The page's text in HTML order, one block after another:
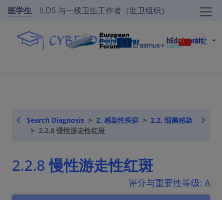
医学生 ILDS 与一线卫生工作者（世卫组织）
中文
Search Diagnosis 2. 感染性疾病
2.2. 细菌感染
2.2.8 慢性游走性红斑
2.2.8 慢性游走性红斑
评分与重要性等级: A